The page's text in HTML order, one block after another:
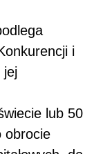
i
jej
lub 50
obrocie